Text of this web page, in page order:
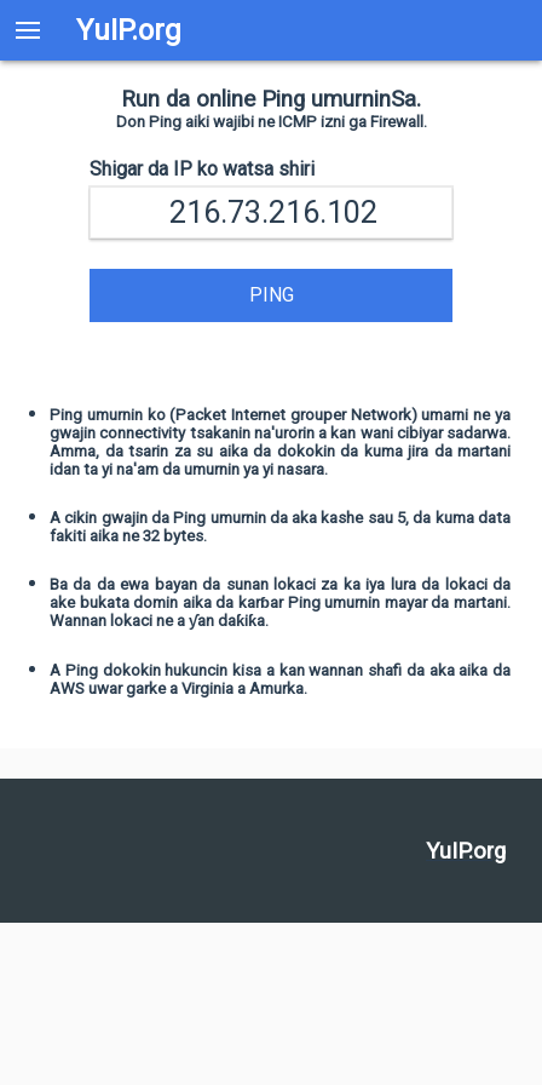
YuIP.org
Run da online Ping umurninSa.
Don Ping aiki wajibi ne ICMP izni ga Firewall.
Shigar da IP ko watsa shiri
PING
Ping umurnin ko (Packet Internet grouper Network) umarni ne ya
gwajin connectivity tsakanin na'urorin a kan wani cibiyar sadarwa.
Amma, da tsarin za su aika da dokokin da kuma jira da martani
idan ta yi na'am da umurnin ya yi nasara.
A cikin gwajin da Ping umurnin da aka kashe sau 5, da kuma data
fakiti aika ne 32 bytes.
Ba da da ewa bayan da sunan lokaci za ka iya lura da lokaci da
ake bukata domin aika da karɓar Ping umurnin mayar da martani.
Wannan lokaci ne a ƴan daƙiƙa.
A Ping dokokin hukuncin kisa a kan wannan shafi da aka aika da
AWS uwar garke a Virginia a Amurka.
YuIP.org